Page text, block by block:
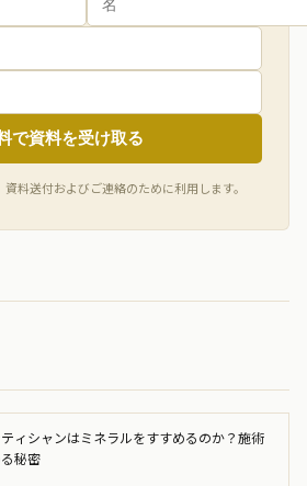
で資料を受け取る
料送付およびご連絡のために利用します。
ィシャンはミネラルをすすめるのか？施術
秘密